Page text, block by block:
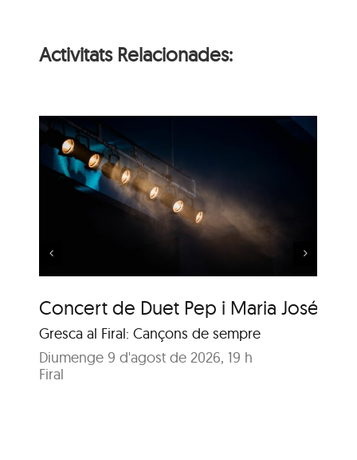
Activitats Relacionades:
Concert de Duet Pep i Maria José
Gresca al Firal: Cançons de sempre
Diumenge 9 d'agost de 2026, 19 h
Firal
Música al Parc: Liza
Wuyts & Bech